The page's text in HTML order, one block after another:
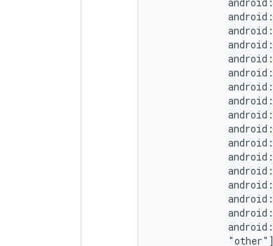
android:
android:
android:
android:
android:
android:
android:
android:
android:
android:
android:
android:
android:
android:
android:
android: